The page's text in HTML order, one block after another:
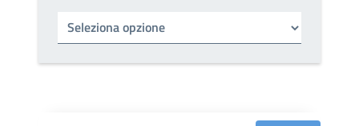
Tipo di ufficio